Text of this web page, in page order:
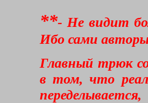
**- Не видит
Ибо сами
Главный трюк
в том, что